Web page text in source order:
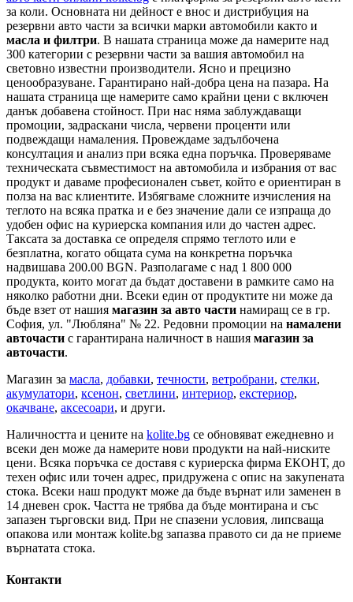
за коли. Основната ни дейност е внос и дистрибуция на
резервни авто части за всички марки автомобили както и
масла и филтри. В нашата страница може да намерите над
300 категории с резервни части за вашия автомобил на
световно известни производители. Ясно и прецизно
ценообразуване. Гарантирано най-добра цена на пазара. На
нашата страница ще намерите само крайни цени с включен
данък добавена стойност. При нас няма заблуждаващи
промоции, задраскани числа, червени проценти или
подвеждащи намаления. Провеждаме задълбочена
консултация и анализ при всяка една поръчка. Проверяваме
техническата съвместимост на автомобила и избрания от вас
продукт и даваме професионален съвет, който е ориентиран в
полза на вас клиентите. Избягваме сложните изчисления на
теглото на всяка пратка и е без значение дали се изпраща до
удобен офис на куриерска компания или до частен адрес.
Таксата за доставка се определя спрямо теглото или е
безплатна, когато общата сума на конкретна поръчка
надвишава 200.00 BGN. Разполагаме с над 1 800 000
продукта, които могат да бъдат доставени в рамките само на
няколко работни дни. Всеки един от продуктите ни може да
бъде взет от нашия магазин за авто части намиращ се в гр.
София, ул. "Любляна" № 22. Редовни промоции на намалени
авточасти с гарантирана наличност в нашия магазин за
авточасти.
Магазин за масла, добавки, течности, ветробрани, стелки,
акумулатори, ксенон, светлини, интериор, екстериор,
окачване, аксесоари, и други.
Наличността и цените на kolite.bg се обновяват ежедневно и
всеки ден може да намерите нови продукти на най-ниските
цени. Всяка поръчка се доставя с куриерска фирма ЕКОНТ, до
техен офис или точен адрес, придружена с опис на закупената
стока. Всеки наш продукт може да бъде върнат или заменен в
14 дневен срок. Частта не трябва да бъде монтирана и със
запазен търговски вид. При не спазени условия, липсваща
опакова или монтаж kolite.bg запазва правото си да не приеме
върнатата стока.
Контакти